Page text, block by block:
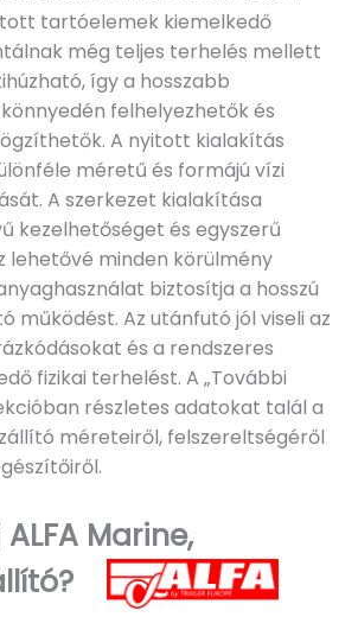
tartóelemek kiemelkedő
még teljes terhelés mellett
így a hosszabb
felhelyezhetők és
A nyitott kialakítás
méretű és formájú vízi
A szerkezet kialakítása
kezelhetőséget és egyszerű
lehetővé minden körülmény
biztosítja a hosszú
működést. Az utánfutó jól viseli az
és a rendszeres
fizikai terhelést. A „További
részletes adatokat talál a
méreteiről, felszereltségéről
Marine,